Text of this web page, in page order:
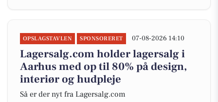
OPSLAGSTAVLEN SPONSORERET 07-08-2026 14:10
Lagersalg.com holder lagersalg i
Aarhus med op til 80% på design,
interiør og hudpleje
Så er der nyt fra Lagersalg.com